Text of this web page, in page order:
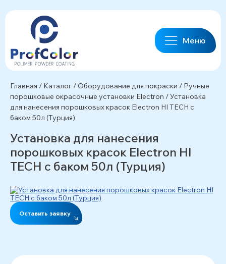
Меню
Главная / Каталог / Оборудование для покраски / Ручные
порошковые окрасочные установки Electron /Установка
для нанесения порошковых красок Electron HI TECH c
баком 50л (Турция)
Установка для нанесения
порошковых красок Electron HI
TECH c баком 50л (Турция)
Оставить заявку